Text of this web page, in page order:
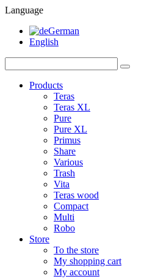
Language
German
English
Products
Teras
Teras XL
Pure
Pure XL
Primus
Share
Various
Trash
Vita
Teras wood
Compact
Multi
Robo
Store
To the store
My shopping cart
My account